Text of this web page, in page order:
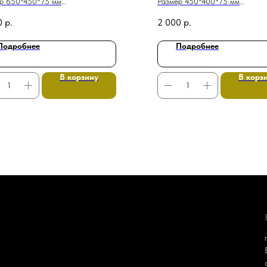
Польская жара 40 кВт
р.
В корзину
Для котла Польская жара 15 кВт
2 000 р.
Подробнее
В